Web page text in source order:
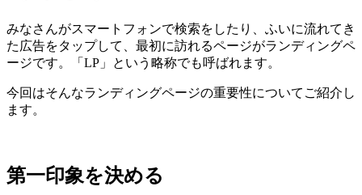
みなさんがスマートフォンで検索をしたり、ふいに流れてき
た広告をタップして、最初に訪れるページがランディングペ
ージです。「LP」という略称でも呼ばれます。
今回はそんなランディングページの重要性についてご紹介し
ます。
第一印象を決める